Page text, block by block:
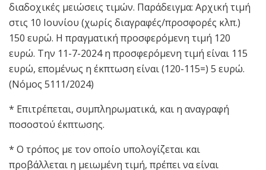
διαδοχικές μειώσεις τιμών. Παράδειγμα: Αρχική τιμή
στις 10 Ιουνίου (χωρίς διαγραφές/προσφορές κλπ.)
150 ευρώ. Η πραγματική προσφερόμενη τιμή 120
ευρώ. Την 11-7-2024 η προσφερόμενη τιμή είναι 115
ευρώ, επομένως η έκπτωση είναι (120-115=) 5 ευρώ.
(Νόμος 5111/2024)
* Επιτρέπεται, συμπληρωματικά, και η αναγραφή
ποσοστού έκπτωσης.
* Ο τρόπος με τον οποίο υπολογίζεται και
προβάλλεται η μειωμένη τιμή, πρέπει να είναι